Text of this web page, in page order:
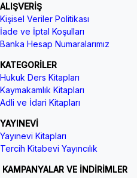
ALIŞVERİŞ
Kişisel Veriler Politikası
İade ve İptal Koşulları
Banka Hesap Numaralarımız
KATEGORİLER
Hukuk Ders Kitapları
Kaymakamlık Kitapları
Adli ve İdari Kitapları
YAYINEVİ
Yayınevi Kitapları
Tercih Kitabevi Yayıncılık
KAMPANYALAR VE İNDİRİMLER